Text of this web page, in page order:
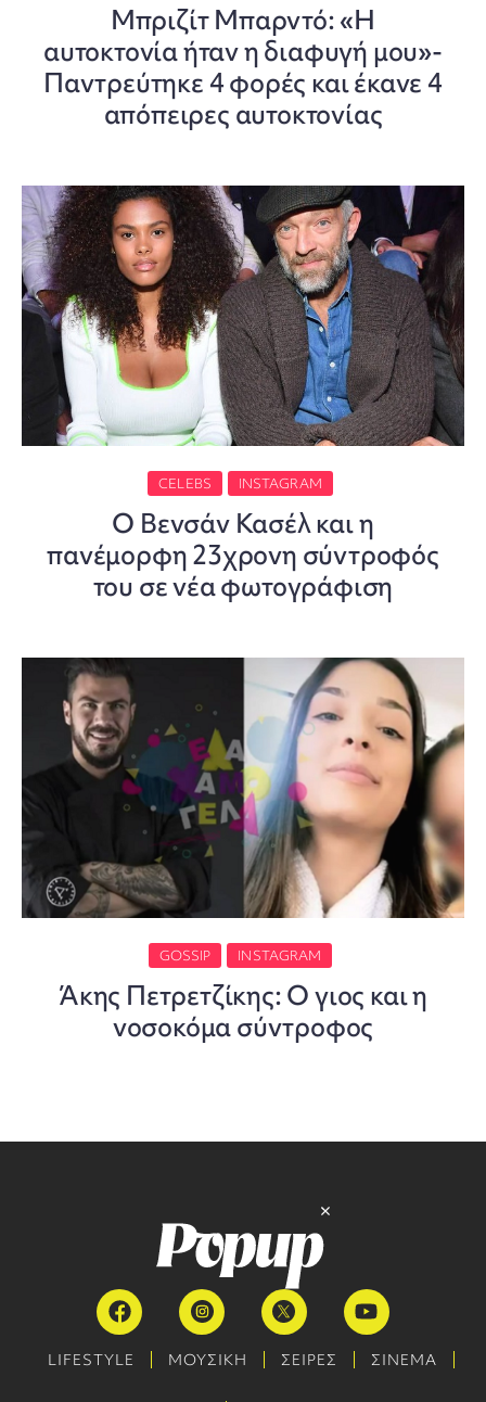
Μπριζίτ Μπαρντό: «Η
αυτοκτονία ήταν η διαφυγή μου»-
Παντρεύτηκε 4 φορές και έκανε 4
απόπειρες αυτοκτονίας
CELEBS INSTAGRAM
Ο Βενσάν Κασέλ και η
πανέμορφη 23χρονη σύντροφός
του σε νέα φωτογράφιση
GOSSIP INSTAGRAM
Άκης Πετρετζίκης: Ο γιος και η
νοσοκόμα σύντροφος
LIFESTYLE ΜΟΥΣΙΚΗ ΣΕΙΡΕΣ ΣΙΝΕΜΑ